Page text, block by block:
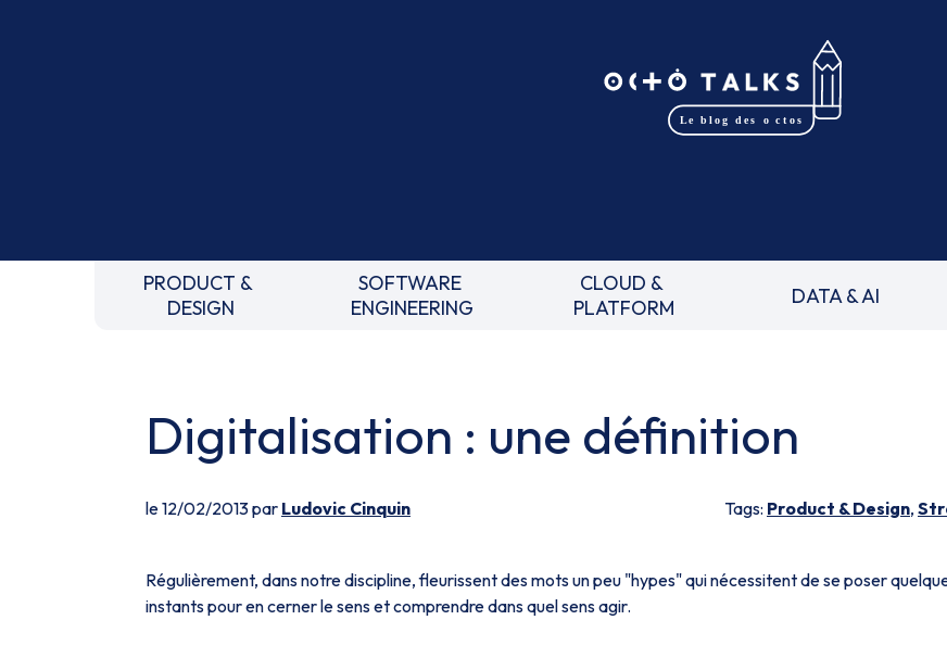
PRODUCT &
DESIGN
SOFTWARE
ENGINEERING
CLOUD &
PLATFORM
DATA & AI
Digitalisation : une définition
le 12/02/2013 par Ludovic Cinquin Tags: Product & Design,
Régulièrement, dans notre discipline, fleurissent des mots un peu "hypes" qui nécessitent de se poser
instants pour en cerner le sens et comprendre dans quel sens agir.